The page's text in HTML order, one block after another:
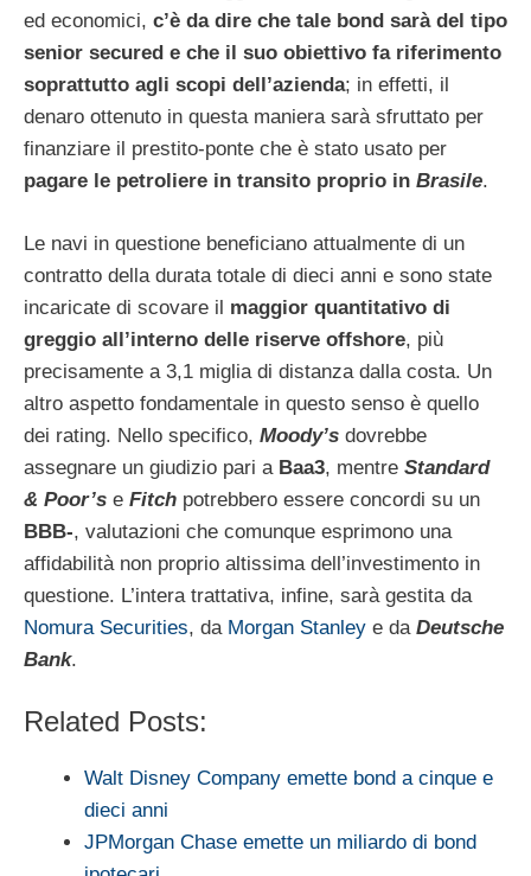
ed economici, c’è da dire che tale bond sarà del tipo
senior secured e che il suo obiettivo fa riferimento
soprattutto agli scopi dell’azienda; in effetti, il
denaro ottenuto in questa maniera sarà sfruttato per
finanziare il prestito-ponte che è stato usato per
pagare le petroliere in transito proprio in Brasile.
Le navi in questione beneficiano attualmente di un
contratto della durata totale di dieci anni e sono state
incaricate di scovare il maggior quantitativo di
greggio all’interno delle riserve offshore, più
precisamente a 3,1 miglia di distanza dalla costa. Un
altro aspetto fondamentale in questo senso è quello
dei rating. Nello specifico, Moody’s dovrebbe
assegnare un giudizio pari a Baa3, mentre Standard
& Poor’s e Fitch potrebbero essere concordi su un
BBB-, valutazioni che comunque esprimono una
affidabilità non proprio altissima dell’investimento in
questione. L’intera trattativa, infine, sarà gestita da
Nomura Securities, da Morgan Stanley e da Deutsche
Bank.
Related Posts:
Walt Disney Company emette bond a cinque e
dieci anni
JPMorgan Chase emette un miliardo di bond